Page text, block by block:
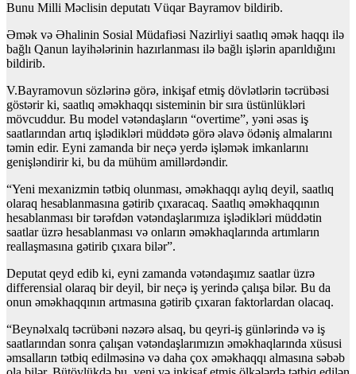
Bunu Milli Məclisin deputatı Vüqar Bayramov bildirib.
Əmək və Əhalinin Sosial Müdafiəsi Nazirliyi saatlıq əmək haqqı ilə
bağlı Qanun layihələrinin hazırlanması ilə bağlı işlərin aparıldığını
bildirib.
V.Bayramovun sözlərinə görə, inkişaf etmiş dövlətlərin təcrübəsi
göstərir ki, saatlıq əməkhaqqı sisteminin bir sıra üstünlükləri
mövcuddur. Bu model vətəndaşların “overtime”, yəni əsas iş
saatlarından artıq işlədikləri müddətə görə əlavə ödəniş almalarını
təmin edir. Eyni zamanda bir neçə yerdə işləmək imkanlarını
genişləndirir ki, bu da mühüm amillərdəndir.
“Yeni mexanizmin tətbiq olunması, əməkhaqqı aylıq deyil, saatlıq
olaraq hesablanmasına gətirib çıxaracaq. Saatlıq əməkhaqqının
hesablanması bir tərəfdən vətəndaşlarımıza işlədikləri müddətin
saatlar üzrə hesablanması və onların əməkhaqlarında artımların
reallaşmasına gətirib çıxara bilər”.
Deputat qeyd edib ki, eyni zamanda vətəndaşımız saatlar üzrə
differensial olaraq bir deyil, bir neçə iş yerində çalışa bilər. Bu da
onun əməkhaqqının artmasına gətirib çıxaran faktorlardan olacaq.
“Beynəlxalq təcrübəni nəzərə alsaq, bu qeyri-iş günlərində və iş
saatlarından sonra çalışan vətəndaşlarımızın əməkhaqlarında xüsusi
əmsalların tətbiq edilməsinə və daha çox əməkhaqqı almasına səbəb